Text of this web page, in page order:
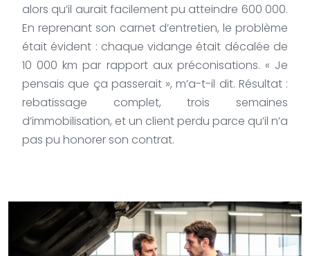
alors qu’il aurait facilement pu atteindre 600 000.
En reprenant son carnet d’entretien, le problème
était évident : chaque vidange était décalée de
10 000 km par rapport aux préconisations. « Je
pensais que ça passerait », m’a-t-il dit. Résultat :
rebatissage complet, trois semaines
d’immobilisation, et un client perdu parce qu’il n’a
pas pu honorer son contrat.